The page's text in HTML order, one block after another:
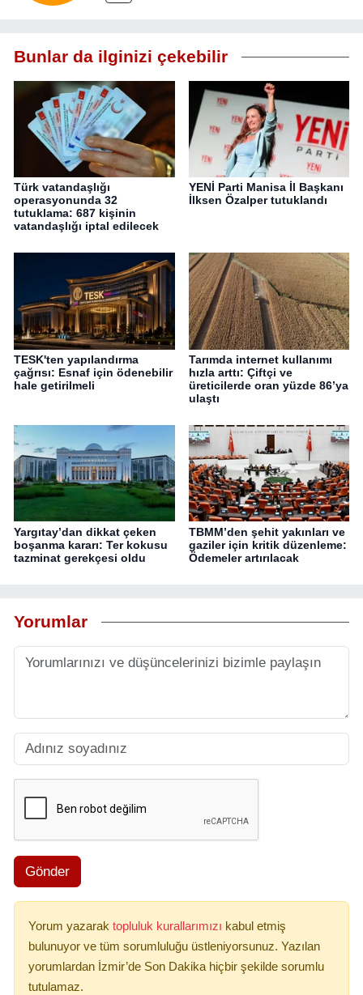
Bunlar da ilginizi çekebilir
Türk vatandaşlığı
operasyonunda 32
tutuklama: 687 kişinin
vatandaşlığı iptal edilecek
YENİ Parti Manisa İl Başkanı
İlksen Özalper tutuklandı
TESK'ten yapılandırma
çağrısı: Esnaf için ödenebilir
hale getirilmeli
Tarımda internet kullanımı
hızla arttı: Çiftçi ve
üreticilerde oran yüzde 86’ya
ulaştı
Yargıtay’dan dikkat çeken
boşanma kararı: Ter kokusu
tazminat gerekçesi oldu
TBMM’den şehit yakınları ve
gaziler için kritik düzenleme:
Ödemeler artırılacak
Yorumlar
Gönder
Yorum yazarak topluluk kurallarımızı kabul etmiş
bulunuyor ve tüm sorumluluğu üstleniyorsunuz. Yazılan
yorumlardan İzmir’de Son Dakika hiçbir şekilde sorumlu
tutulamaz.